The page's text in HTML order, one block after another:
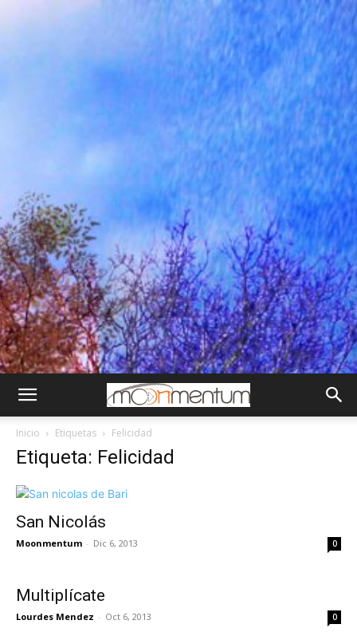
Inicio Etiquetas Felicidad
Etiqueta: Felicidad
San Nicolás
Moonmentum - Dic 6, 2013 0
Multiplícate
Lourdes Mendez - Oct 6, 2013 0